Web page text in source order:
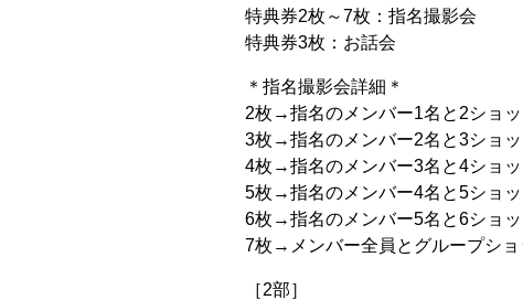
特典券2枚～7枚：指名撮影会
特典券3枚：お話会
＊指名撮影会詳細＊
2枚→指名のメンバー1名と2ショッ
3枚→指名のメンバー2名と3ショッ
4枚→指名のメンバー3名と4ショッ
5枚→指名のメンバー4名と5ショッ
6枚→指名のメンバー5名と6ショッ
7枚→メンバー全員とグループショ
［2部］